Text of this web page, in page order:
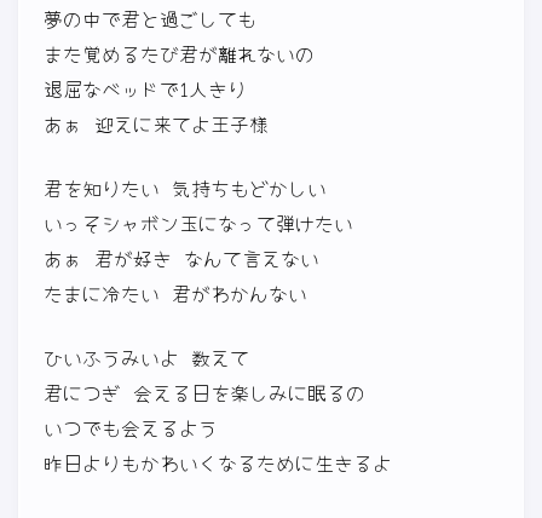
夢の中で君と過ごしても
また覚めるたび君が離れないの
退屈なベッドで1人きり
あぁ 迎えに来てよ王子様
君を知りたい 気持ちもどかしい
いっそシャボン玉になって弾けたい
あぁ 君が好き なんて言えない
たまに冷たい 君がわかんない
ひいふうみいよ 数えて
君につぎ 会える日を楽しみに眠るの
いつでも会えるよう
昨日よりもかわいくなるために生きるよ